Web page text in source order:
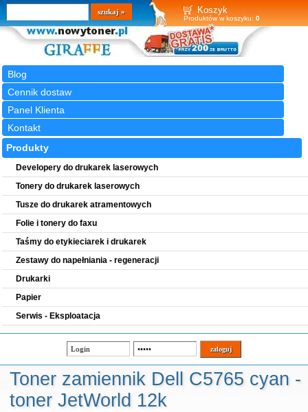
Koszyk
Produktów w koszyku: 0
Blog
Cennik dostaw
Panel Klienta
Kontakt
Wyszukiwarka
szukaj
Produkty
Developery do drukarek laserowych
Tonery do drukarek laserowych
Tusze do drukarek atramentowych
Folie i tonery do faxu
Taśmy do etykieciarek i drukarek
Zestawy do napełniania - regeneracji
Drukarki
Papier
Serwis - Eksploatacja
Toner zamiennik Dell C5765 cyan -
toner JetWorld 12k